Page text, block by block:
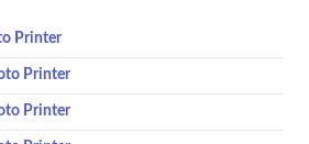
Printer
Printer
Printer